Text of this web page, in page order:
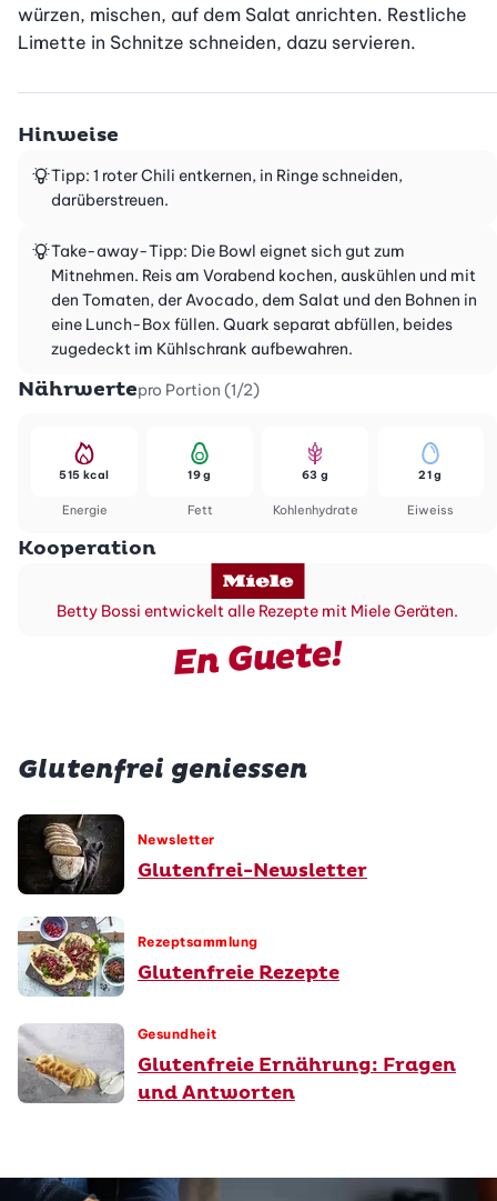
würzen, mischen, auf dem Salat anrichten. Restliche
Limette in Schnitze schneiden, dazu servieren.
Hinweise
Tipp: 1 roter Chili entkernen, in Ringe schneiden,
darüberstreuen.
Take-away-Tipp: Die Bowl eignet sich gut zum
Mitnehmen. Reis am Vorabend kochen, auskühlen und mit
den Tomaten, der Avocado, dem Salat und den Bohnen in
eine Lunch-Box füllen. Quark separat abfüllen, beides
zugedeckt im Kühlschrank aufbewahren.
Nährwertepro Portion (1/2)
Energie
515 kcal
Fett
19 g
Kohlenhydrate
63 g
Eiweiss
21 g
Kooperation
Betty Bossi entwickelt alle Rezepte mit Miele Geräten.
En Guete!
Glutenfrei geniessen
Newsletter
Glutenfrei-Newsletter
Rezeptsammlung
Glutenfreie Rezepte
Gesundheit
Glutenfreie Ernährung: Fragen
und Antworten